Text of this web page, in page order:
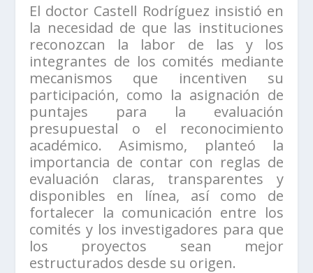
El doctor Castell Rodríguez insistió en
la necesidad de que las instituciones
reconozcan la labor de las y los
integrantes de los comités mediante
mecanismos que incentiven su
participación, como la asignación de
puntajes para la evaluación
presupuestal o el reconocimiento
académico. Asimismo, planteó la
importancia de contar con reglas de
evaluación claras, transparentes y
disponibles en línea, así como de
fortalecer la comunicación entre los
comités y los investigadores para que
los proyectos sean mejor
estructurados desde su origen.